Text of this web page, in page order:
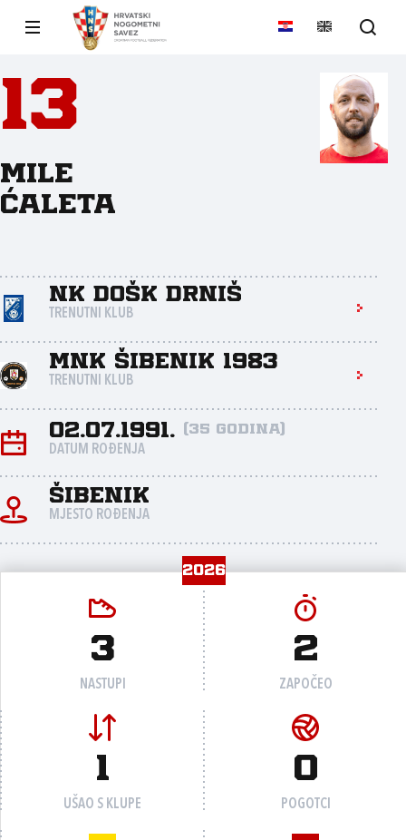
13
Mile
Ćaleta
NK DOŠK Drniš
TRENUTNI KLUB
MNK Šibenik 1983
TRENUTNI KLUB
02.07.1991. (35 godina)
DATUM ROĐENJA
Šibenik
MJESTO ROĐENJA
2026
3
NASTUPI
2
ZAPOČEO
1
UŠAO S KLUPE
0
POGOTCI